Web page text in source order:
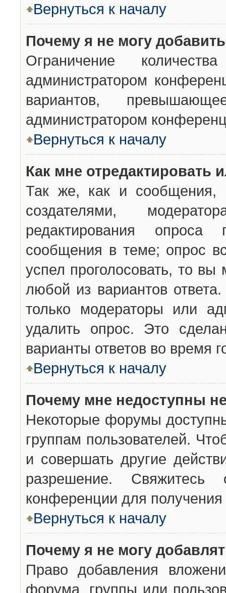
Вернуться к началу
Почему я не могу
Ограничение
администратором
вариантов,
администратором
Вернуться к началу
Как мне отредактировать
Так же, как и сообщения,
создателями,
редактирования опроса
сообщения в теме; опрос
успел проголосовать, то вы
любой из вариантов
только модераторы или
удалить опрос. Это
варианты ответов во время
Вернуться к началу
Почему мне недоступны
Некоторые форумы
группам пользователей.
и совершать другие
разрешение. Свяжитесь
конференции для получения
Вернуться к началу
Почему я не могу
Право добавления
форума, группы или